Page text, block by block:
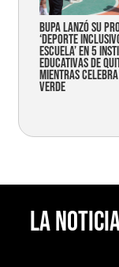
Bupa lanzó su
‘Deporte
Escuela’ en 5
educativas de
mientras celebra
verde
La